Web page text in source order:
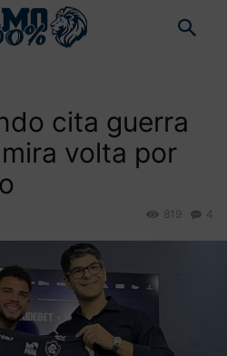
cita guerra
volta por
4
819